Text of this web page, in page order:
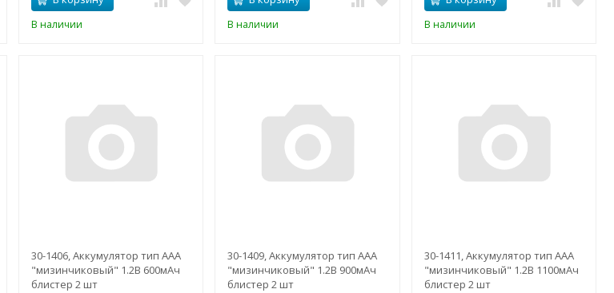
В наличии В наличии В наличии
30-1406, Аккумулятор тип AAA
"мизинчиковый" 1.2В 600мАч
блистер 2 шт
30-1409, Аккумулятор тип AAA
"мизинчиковый" 1.2В 900мАч
блистер 2 шт
30-1411, Аккумулятор тип AAA
"мизинчиковый" 1.2В 1100мАч
блистер 2 шт